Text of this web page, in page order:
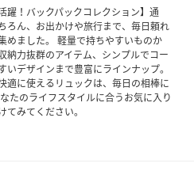
躍！バックパックコレクション】通
ろん、お出かけや旅行まで、毎日頼れ
めました。 軽量で持ちやすいものか
納力抜群のアイテム、シンプルでコー
いデザインまで豊富にラインナップ。
適に使えるリュックは、毎日の相棒に
たのライフスタイルに合うお気に入り
てみてください。